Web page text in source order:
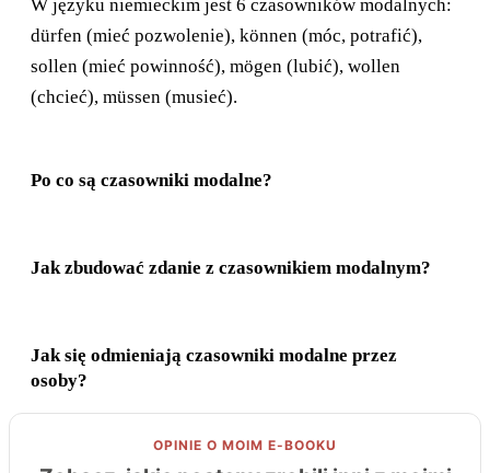
W języku niemieckim jest 6 czasowników modalnych:
dürfen (mieć pozwolenie), können (móc, potrafić),
sollen (mieć powinność), mögen (lubić), wollen
(chcieć), müssen (musieć).
Po co są czasowniki modalne?
Jak zbudować zdanie z czasownikiem modalnym?
Jak się odmieniają czasowniki modalne przez
osoby?